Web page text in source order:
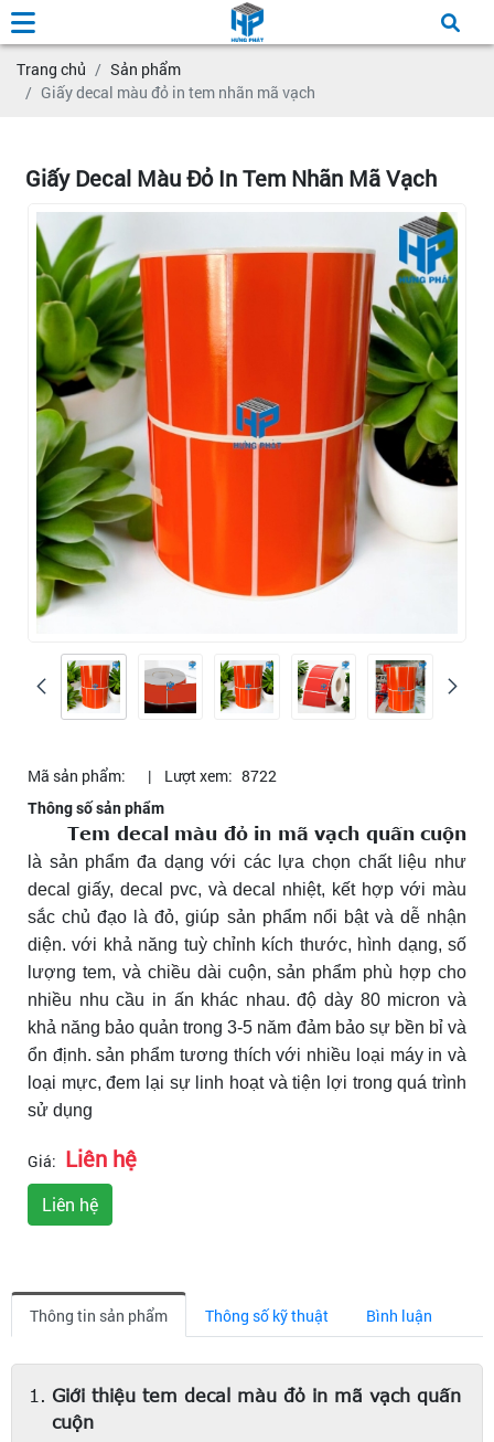
Trang chủ
Sản phẩm
Giấy decal màu đỏ in tem nhãn mã vạch
Giấy Decal Màu Đỏ In Tem Nhãn Mã Vạch
Mã sản phẩm: | Lượt xem: 8722
Thông số sản phẩm
Tem decal màu đỏ in mã vạch quấn cuộn
là sản phẩm đa dạng với các lựa chọn chất liệu như
decal giấy, decal pvc, và decal nhiệt, kết hợp với màu
sắc chủ đạo là đỏ, giúp sản phẩm nổi bật và dễ nhận
diện. với khả năng tuỳ chỉnh kích thước, hình dạng, số
lượng tem, và chiều dài cuộn, sản phẩm phù hợp cho
nhiều nhu cầu in ấn khác nhau. độ dày 80 micron và
khả năng bảo quản trong 3-5 năm đảm bảo sự bền bỉ và
ổn định. sản phẩm tương thích với nhiều loại máy in và
loại mực, đem lại sự linh hoạt và tiện lợi trong quá trình
sử dụng
Giá: Liên hệ
Liên hệ
Thông tin sản phẩm Thông số kỹ thuật Bình luận
Giới thiệu tem decal màu đỏ in mã vạch quấn
cuộn